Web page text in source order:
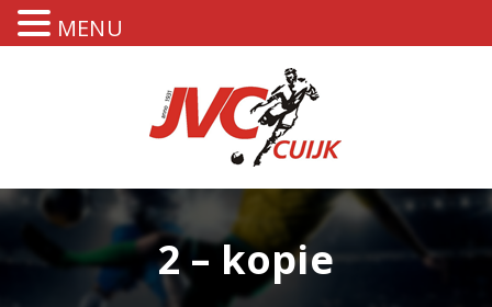
2 – kopie
MENU